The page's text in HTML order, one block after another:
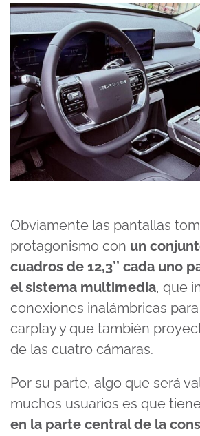
Obviamente las pantallas
protagonismo con un
cuadros de 12,3’’ cada uno
el sistema multimedia, que
conexiones inalámbricas
carplay y que también
de las cuatro cámaras.
Por su parte, algo que será
muchos usuarios es que tiene
en la parte central de la